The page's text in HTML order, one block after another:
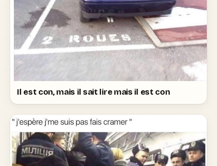
Il est con, mais il sait lire mais il est con